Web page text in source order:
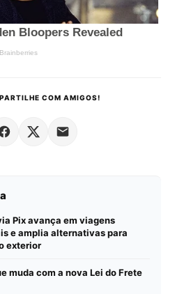
COM AMIGOS!
Pix avança em viagens
e amplia alternativas para
exterior
muda com a nova Lei do Frete